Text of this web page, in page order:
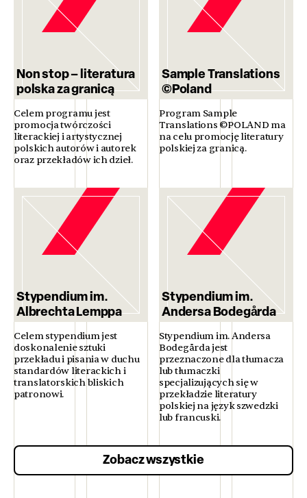
Non stop – literatura
polska za granicą
Celem programu jest
promocja twórczości
literackiej i artystycznej
polskich autorów i autorek
oraz przekładów ich dzieł.
Sample Translations
©Poland
Program Sample
Translations ©POLAND ma
na celu promocję literatury
polskiej za granicą.
Stypendium im.
Albrechta Lemppa
Celem stypendium jest
doskonalenie sztuki
przekładu i pisania w duchu
standardów literackich i
translatorskich bliskich
patronowi.
Stypendium im.
Andersa Bodegårda
Stypendium im. Andersa
Bodegårda jest
przeznaczone dla tłumacza
lub tłumaczki
specjalizujących się w
przekładzie literatury
polskiej na język szwedzki
lub francuski.
Zobacz wszystkie